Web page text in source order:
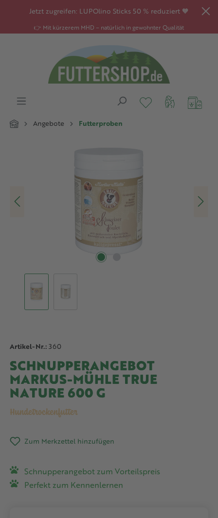
springenJetzt zugreifen: LUPOlino Sticks 50 % reduziert 🧡
👉 Mit kürzerem MHD – natürlich in gewohnter Qualität
Angebote Futterproben
Artikel-Nr.: 360
SCHNUPPERANGEBOT
MARKUS-MÜHLE TRUE
NATURE 600 G
Hundetrockenfutter
Zum Merkzettel hinzufügen
Schnupperangebot zum Vorteilspreis
Perfekt zum Kennenlernen